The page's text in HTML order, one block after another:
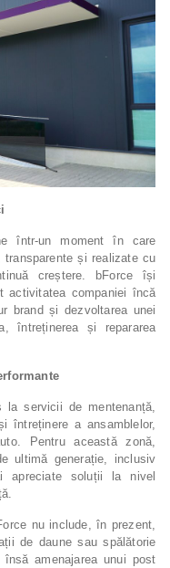
într-un moment în care
și realizate cu
creștere. bForce își
activitatea companiei încă
brand și dezvoltarea unei
întreținerea și repararea
la servicii de mentenanță,
întreținere a ansamblelor,
Pentru această zonă,
ultimă generație, inclusiv
apreciate soluții la nivel
nu include, în prezent,
de daune sau spălătorie
amenajarea unui post